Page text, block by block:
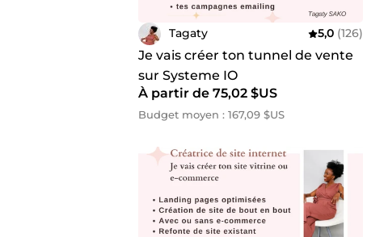
Tagaty 5,0 (126)
Je vais créer ton tunnel de vente
sur Systeme IO
À partir de 75,02 $US
Budget moyen : 167,09 $US